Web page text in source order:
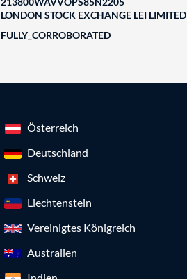
LONDON STOCK EXCHANGE LEI LIMITED
FULLY_CORROBORATED
Österreich
Deutschland
Schweiz
Liechtenstein
Vereinigtes Königreich
Australien